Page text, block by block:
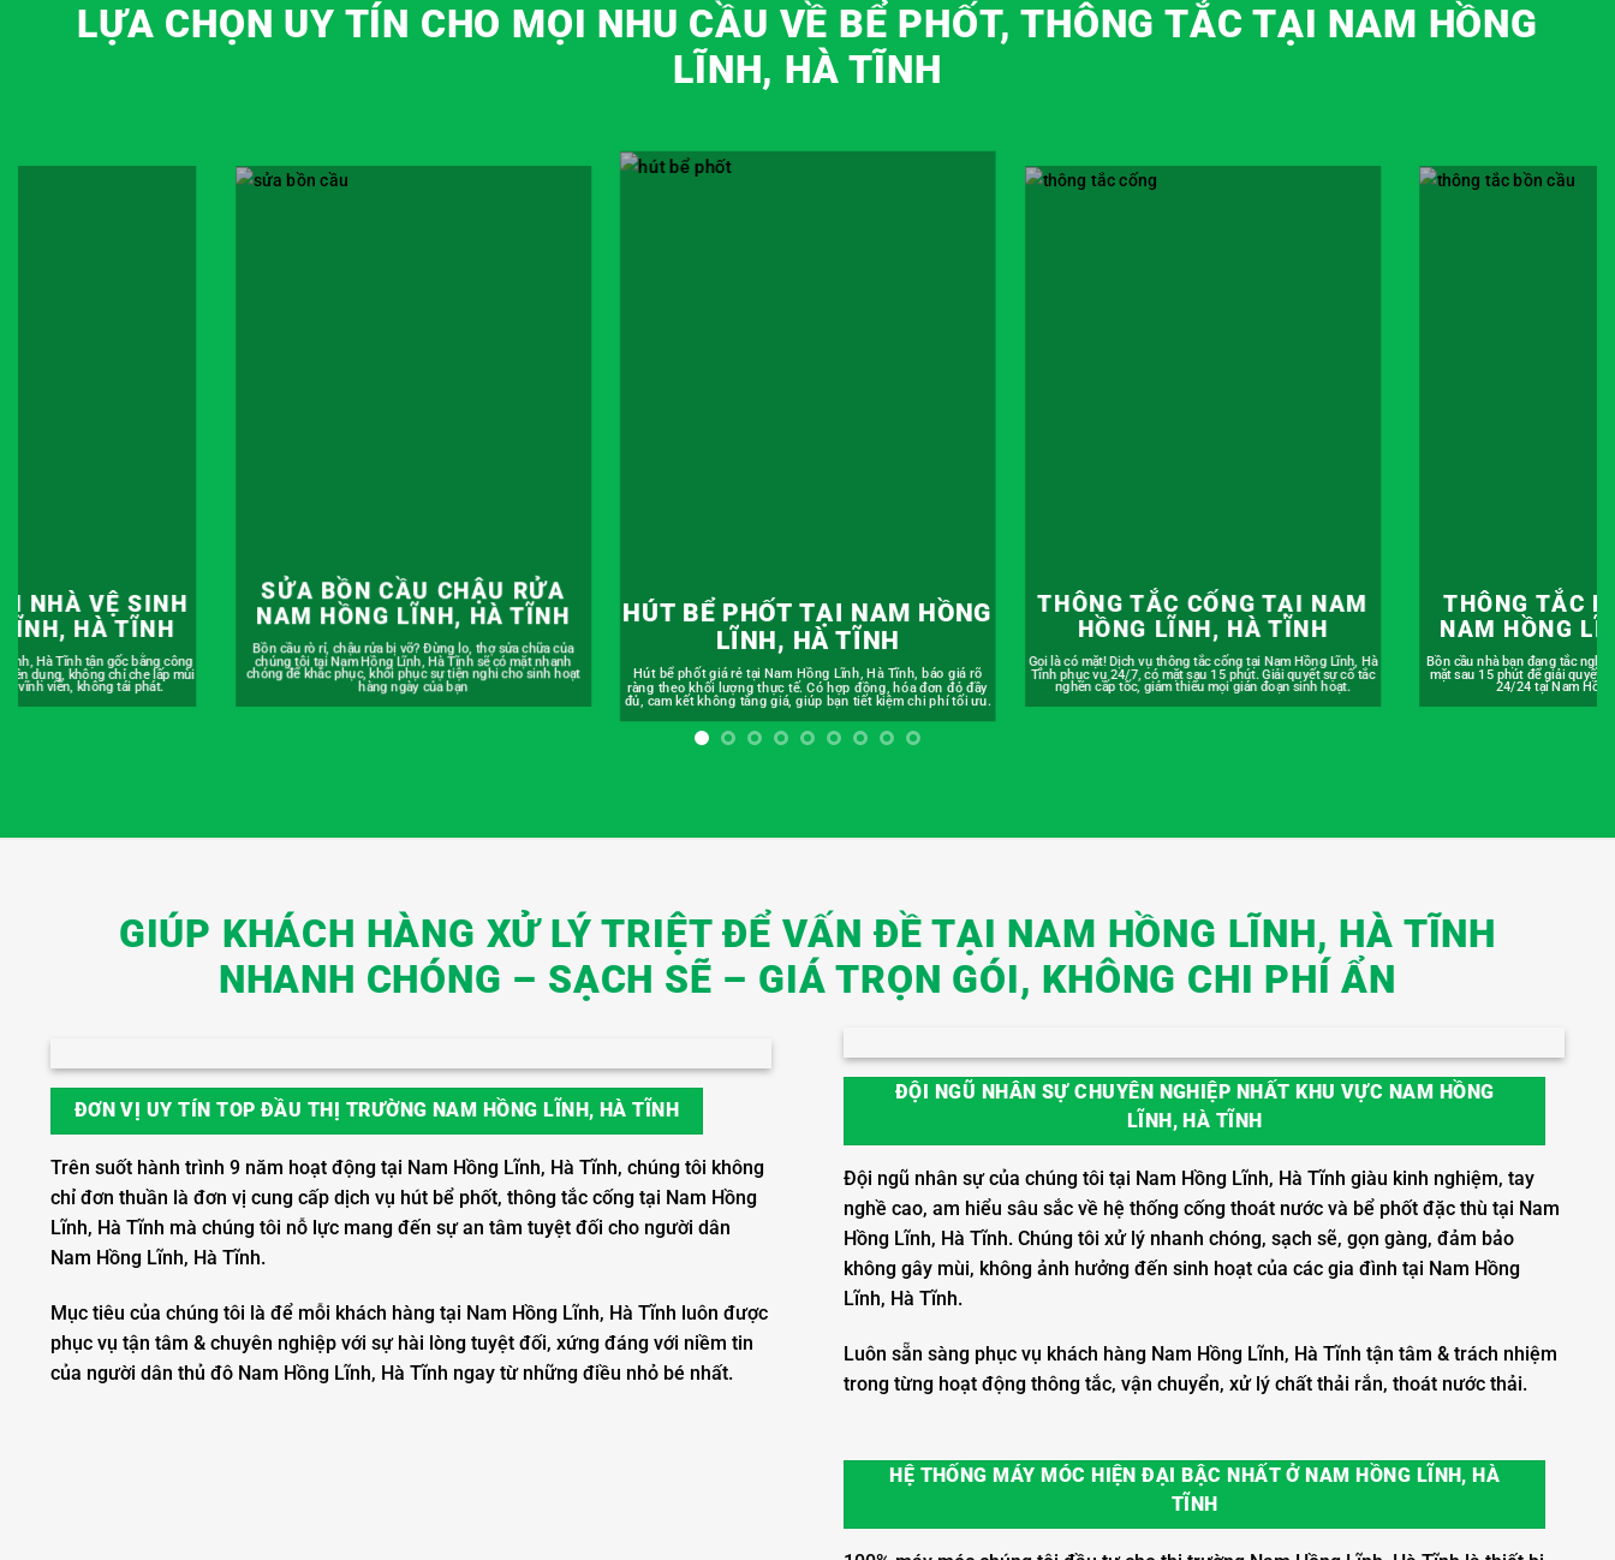
LỰA CHỌN UY TÍN CHO MỌI NHU CẦU VỀ BỂ PHỐT, THÔNG TẮC TẠI NAM HỒNG
LĨNH, HÀ TĨNH
HÚT BỂ PHỐT TẠI NAM HỒNG
LĨNH, HÀ TĨNH
Hút bể phốt giá rẻ tại Nam Hồng Lĩnh, Hà Tĩnh, báo giá rõ
ràng theo khối lượng thực tế. Có hợp đồng, hóa đơn đỏ đầy
đủ, cam kết không tăng giá, giúp bạn tiết kiệm chi phí tối ưu.
THÔNG TẮC CỐNG TẠI NAM
HỒNG LĨNH, HÀ TĨNH
Gọi là có mặt! Dịch vụ thông tắc cống tại Nam Hồng Lĩnh, Hà
Tĩnh phục vụ 24/7, có mặt sau 15 phút. Giải quyết sự cố tắc
nghẽn cấp tốc, giảm thiểu mọi gián đoạn sinh hoạt.
THÔNG TẮC BỒN CẦU TẠI
NAM HỒNG LĨNH, HÀ TĨNH
Bồn cầu nhà bạn đang tắc nghẽn? Đừng lo, chúng tôi sẽ có
mặt sau 15 phút để giải quyết dứt điểm. Phục vụ khẩn cấp
24/24 tại Nam Hồng Lĩnh, Hà Tĩnh.
THÔNG TẮC
NAM HỒNG
An tâm nấu nướng với dịch vụ
Hồng Lĩnh, Hà Tĩnh có bảo
xử lý sẽ được chúng tôi kiểm
CHẬU RỬA
HÀ TĨNH
Hà Tĩnh sẽ có mặt nhanh
sự tiện nghi cho sinh hoạt
của bạn
GIÚP KHÁCH HÀNG XỬ LÝ TRIỆT ĐỂ VẤN ĐỀ TẠI NAM HỒNG LĨNH, HÀ TĨNH
NHANH CHÓNG – SẠCH SẼ – GIÁ TRỌN GÓI, KHÔNG CHI PHÍ ẨN
ĐƠN VỊ UY TÍN TOP ĐẦU THỊ TRƯỜNG NAM HỒNG LĨNH, HÀ TĨNH
Trên suốt hành trình 9 năm hoạt động tại Nam Hồng Lĩnh, Hà Tĩnh, chúng tôi không
chỉ đơn thuần là đơn vị cung cấp dịch vụ hút bể phốt, thông tắc cống tại Nam Hồng
Lĩnh, Hà Tĩnh mà chúng tôi nỗ lực mang đến sự an tâm tuyệt đối cho người dân
Nam Hồng Lĩnh, Hà Tĩnh.
Mục tiêu của chúng tôi là để mỗi khách hàng tại Nam Hồng Lĩnh, Hà Tĩnh luôn được
phục vụ tận tâm & chuyên nghiệp với sự hài lòng tuyệt đối, xứng đáng với niềm tin
của người dân thủ đô Nam Hồng Lĩnh, Hà Tĩnh ngay từ những điều nhỏ bé nhất.
ĐỘI NGŨ NHÂN SỰ CHUYÊN NGHIỆP NHẤT KHU VỰC NAM HỒNG
LĨNH, HÀ TĨNH
Đội ngũ nhân sự của chúng tôi tại Nam Hồng Lĩnh, Hà Tĩnh giàu kinh nghiệm, tay
nghề cao, am hiểu sâu sắc về hệ thống cống thoát nước và bể phốt đặc thù tại Nam
Hồng Lĩnh, Hà Tĩnh. Chúng tôi xử lý nhanh chóng, sạch sẽ, gọn gàng, đảm bảo
không gây mùi, không ảnh hưởng đến sinh hoạt của các gia đình tại Nam Hồng
Lĩnh, Hà Tĩnh.
Luôn sẵn sàng phục vụ khách hàng Nam Hồng Lĩnh, Hà Tĩnh tận tâm & trách nhiệm
trong từng hoạt động thông tắc, vận chuyển, xử lý chất thải rắn, thoát nước thải.
HỆ THỐNG MÁY MÓC HIỆN ĐẠI BẬC NHẤT Ở NAM HỒNG LĨNH, HÀ
TĨNH